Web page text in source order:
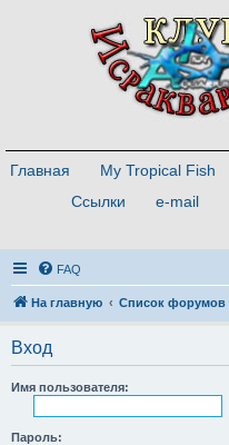
Главная My Tropical Fish
Ссылки
e-mail
FAQ
На главную Список форумов
Вход
Имя пользователя:
Пароль: